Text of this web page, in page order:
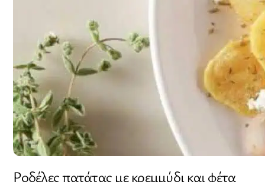
Ροδέλες πατάτας με κρεμμύδι και φέτα